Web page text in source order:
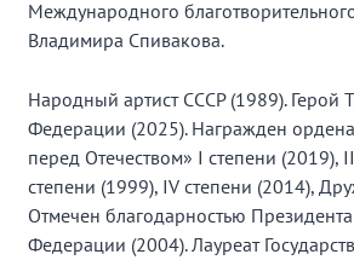
Международного
Владимира Спивакова.
Народный артист СССР (1989). Герой
Федерации (2025). Награжден
перед Отечеством» I степени (2019),
степени (1999), IV степени (2014),
Отмечен благодарностью
Федерации (2004). Лауреат